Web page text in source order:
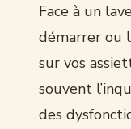
Face à un
démarrer ou
sur vos
souvent
des